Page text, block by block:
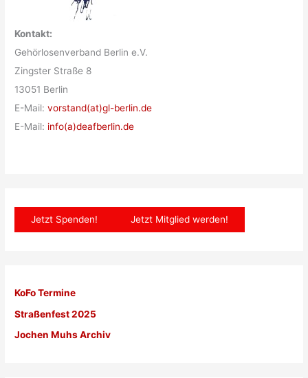
Kontakt:
Gehörlosenverband Berlin e.V.
Zingster Straße 8
13051 Berlin
E-Mail:vorstand(at)gl-berlin.de
E-Mail: info(a)deafberlin.de
Jetzt Spenden! Jetzt Mitglied werden!
KoFo Termine
Straßenfest 2025
Jochen Muhs Archiv